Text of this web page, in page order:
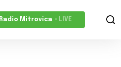
Radio Mitrovica • LIVE